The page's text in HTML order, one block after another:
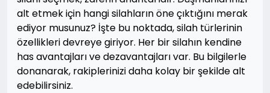
alt etmek için hangi silahların öne çıktığını merak
ediyor musunuz? İşte bu noktada, silah türlerinin
özellikleri devreye giriyor. Her bir silahın kendine
has avantajları ve dezavantajları var. Bu bilgilerle
donanarak, rakiplerinizi daha kolay bir şekilde alt
edebilirsiniz.